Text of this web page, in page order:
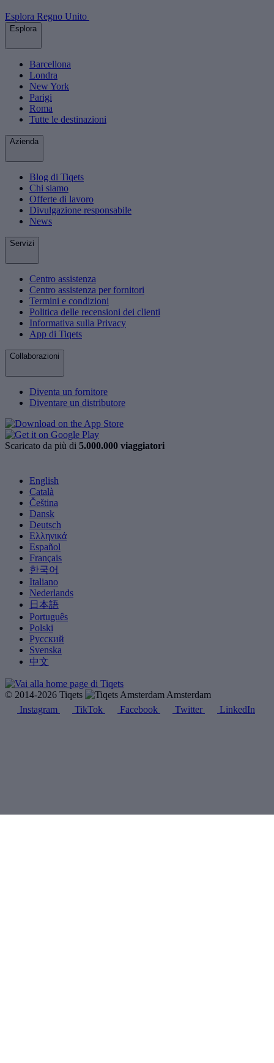
Esplora Regno Unito
Esplora
Barcellona
Londra
New York
Parigi
Roma
Tutte le destinazioni
Azienda
Blog di Tiqets
Chi siamo
Offerte di lavoro
Divulgazione responsabile
News
Servizi
Centro assistenza
Centro assistenza per fornitori
Termini e condizioni
Politica delle recensioni dei clienti
Informativa sulla Privacy
App di Tiqets
Collaborazioni
Diventa un fornitore
Diventare un distributore
Scaricato da più di 5.000.000 viaggiatori
English
Català
Čeština
Dansk
Deutsch
Ελληνικά
Español
Français
한국어
Italiano
Nederlands
日本語
Português
Polski
Русский
Svenska
中文
© 2014-2026 Tiqets
Amsterdam
Instagram
TikTok Facebook Twitter LinkedIn